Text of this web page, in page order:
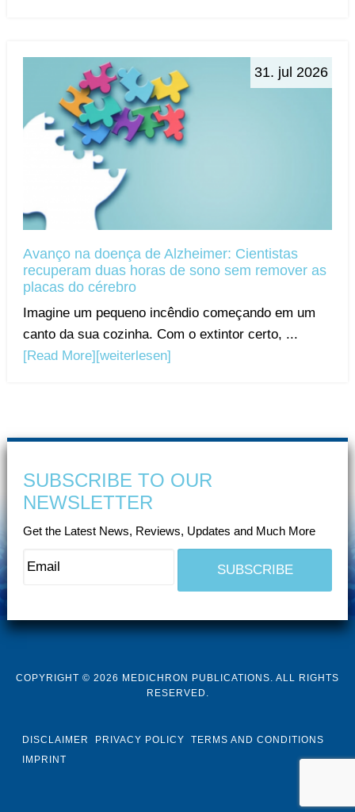
31. jul 2026
Avanço na doença de Alzheimer: Cientistas
recuperam duas horas de sono sem remover as
placas do cérebro
Imagine um pequeno incêndio começando em um
canto da sua cozinha. Com o extintor certo, ...
[Read More] [weiterlesen]
SUBSCRIBE TO OUR
NEWSLETTER
Get the Latest News, Reviews, Updates and Much More
COPYRIGHT © 2026 MEDICHRON PUBLICATIONS. ALL RIGHTS
RESERVED.
DISCLAIMER PRIVACY POLICY
TERMS AND CONDITIONS
IMPRINT